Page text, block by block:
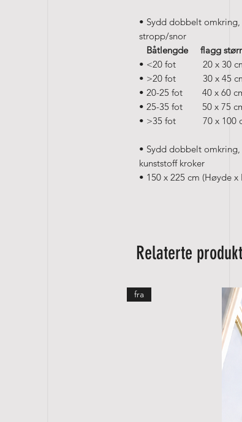
• Sydd dobbelt
stropp/snor
Båtlengde flagg
• <20 fot 20 x 30
• >20 fot 30 x 45
• 20-25 fot 40 x
• 25-35 fot 50 x
• >35 fot 70 x
• Sydd dobbelt
kunststoff kroker
• 150 x 225 cm (Høyde
Relaterte
fra